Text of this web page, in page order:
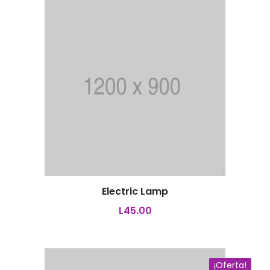
Electric Lamp
L45.00
¡Oferta!